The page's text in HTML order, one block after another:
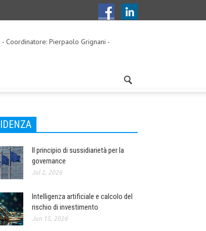
Coordinatore: Pierpaolo Grignani -
Il principio di sussidiarietà per la
governance
Jul 2, 2026
Intelligenza artificiale e calcolo del
rischio di investimento
Jun 15, 2026